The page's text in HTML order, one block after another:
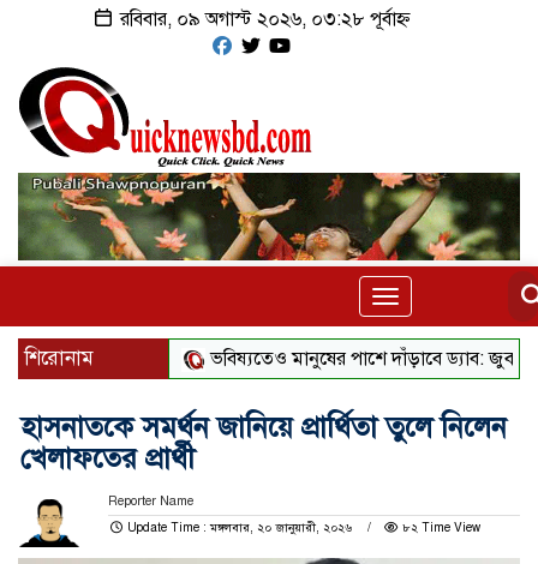
রবিবার, ০৯ অগাস্ট ২০২৬, ০৩:২৮ পূর্বাহ্ন
Toggle
navigation
শিরোনাম ভবিষ্যতেও মানুষের পাশে দাঁড়াবে ড্যাব: জুবাইদা রহমান
হাসনাতকে সমর্থন জানিয়ে প্রার্থিতা তুলে নিলেন
খেলাফতের প্রার্থী
Reporter Name
Update Time : মঙ্গলবার, ২০ জানুয়ারী, ২০২৬
৮২ Time View